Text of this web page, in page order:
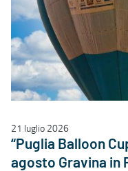
21 luglio 2026
“Puglia Balloon
agosto Gravina in